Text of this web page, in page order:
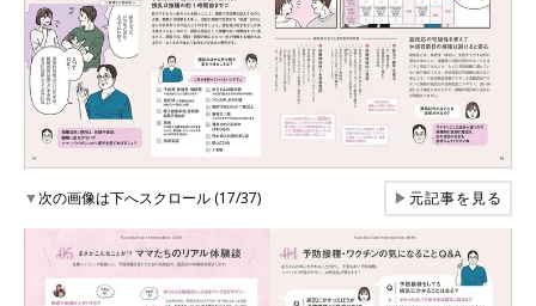
▼次の画像は下へスクロール (17/37) ▶元記事を見る